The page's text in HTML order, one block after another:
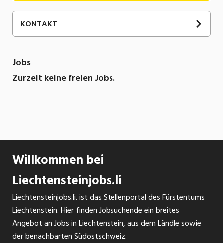
KONTAKT
Jobs
Zurzeit keine freien Jobs.
Willkommen bei
Liechtensteinjobs.li
Liechtensteinjobs.li. ist das Stellenportal des Fürstentums
Liechtenstein. Hier finden Jobsuchende ein breites
Angebot an Jobs in Liechtenstein, aus dem Ländle sowie
der benachbarten Südostschweiz.